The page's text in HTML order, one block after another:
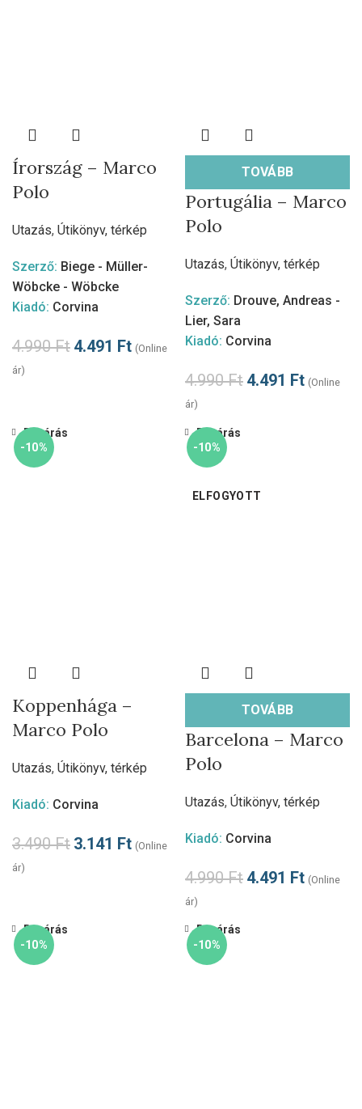
Írország – Marco
Polo
Utazás, Útikönyv, térkép
Szerző: Biege - Müller-
Wöbcke - Wöbcke
Kiadó: Corvina
4.990Ft 4.491 Ft (Online
ár)
TOVÁBB
Portugália – Marco
Polo
Utazás, Útikönyv, térkép
Szerző: Drouve, Andreas -
Lier, Sara
Kiadó: Corvina
4.990Ft 4.491 Ft (Online
ár)
-10%
Bezárás
Koppenhága –
Marco Polo
Utazás, Útikönyv, térkép
Kiadó: Corvina
3.490Ft 3.141 Ft (Online
ár)
-10%
ELFOGYOTT
TOVÁBB
Bezárás
Barcelona – Marco
Polo
Utazás, Útikönyv, térkép
Kiadó: Corvina
4.990Ft 4.491 Ft (Online
ár)
-10%
Bezárás
-10%
Bezárás